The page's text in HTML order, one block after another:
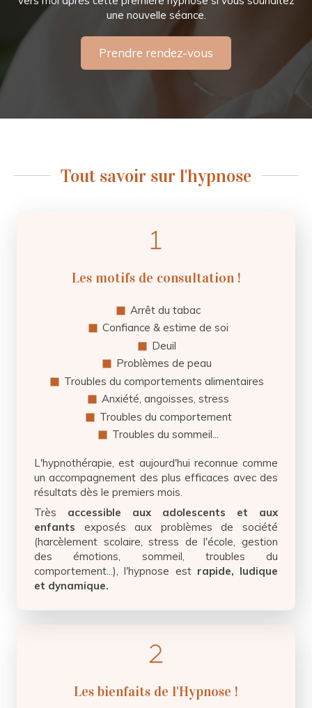
une nouvelle séance.
Prendre rendez-vous
Tout savoir sur l'hypnose
Les motifs de consultation !
Arrêt du tabac
Confiance & estime de soi
Deuil
Problèmes de peau
Troubles du comportements alimentaires
Anxiété, angoisses, stress
Troubles du comportement
Troubles du sommeil...
L'hypnothérapie, est aujourd'hui reconnue comme
un accompagnement des plus efficaces avec des
résultats dès le premiers mois.
Très accessible aux adolescents et aux
enfants exposés aux problèmes de société
(harcèlement scolaire, stress de l'école, gestion
des émotions, sommeil, troubles du
comportement...), l'hypnose est rapide, ludique
et dynamique.
Les bienfaits de l'Hypnose !